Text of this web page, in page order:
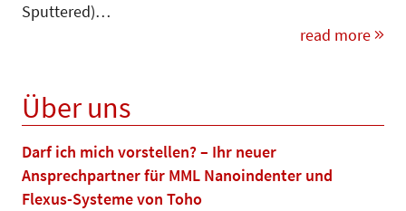
Sputtered)…
read more
Über uns
Darf ich mich vorstellen? – Ihr neuer
Ansprechpartner für MML Nanoindenter und
Flexus-Systeme von Toho